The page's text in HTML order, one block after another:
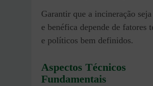
Garantir que a incineração seja
e benéfica depende de fatores
e políticos bem definidos.
Aspectos Técnicos
Fundamentais